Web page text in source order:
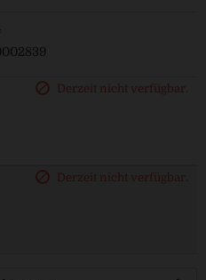
Derzeit nicht verfügbar.
Derzeit nicht verfügbar.